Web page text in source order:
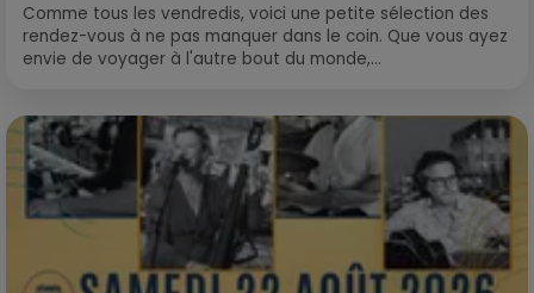
Comme tous les vendredis, voici une petite sélection des
rendez-vous à ne pas manquer dans le coin. Que vous ayez
envie de voyager à l'autre bout du monde,...